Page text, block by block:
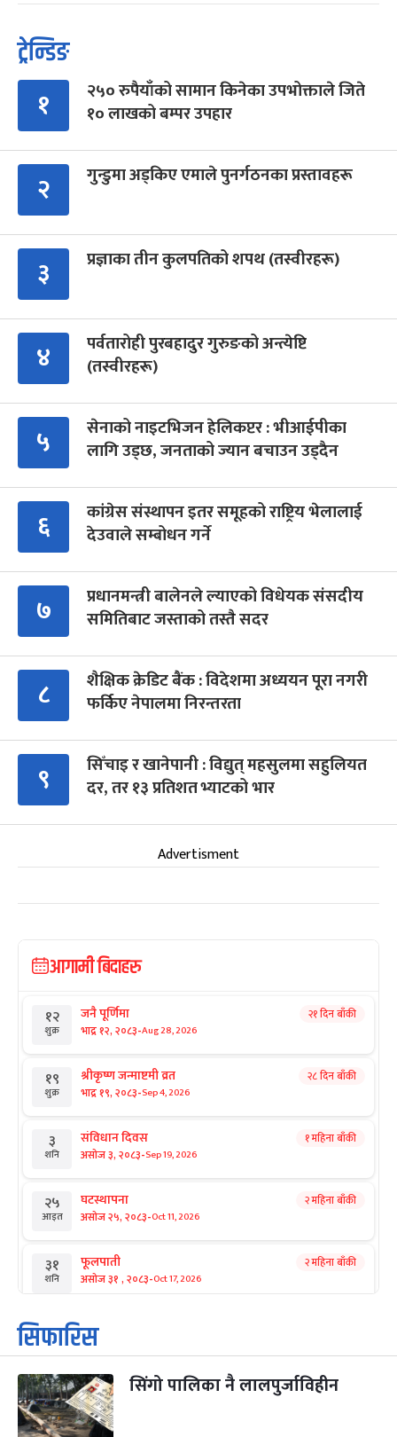
ट्रेन्डिङ
१
२५० रुपैयाँको सामान किनेका उपभोक्ताले जिते
१० लाखको बम्पर उपहार
२ गुन्डुमा अड्किए एमाले पुनर्गठनका प्रस्तावहरू
३ प्रज्ञाका तीन कुलपतिको शपथ (तस्वीरहरू)
४
पर्वतारोही पुरबहादुर गुरुङको अन्त्येष्टि
(तस्वीरहरू)
५
सेनाको नाइटभिजन हेलिकप्टर : भीआईपीका
लागि उड्छ, जनताको ज्यान बचाउन उड्दैन
६
कांग्रेस संस्थापन इतर समूहको राष्ट्रिय भेलालाई
देउवाले सम्बोधन गर्ने
७
प्रधानमन्त्री बालेनले ल्याएको विधेयक संसदीय
समितिबाट जस्ताको तस्तै सदर
८
शैक्षिक क्रेडिट बैंक : विदेशमा अध्ययन पूरा नगरी
फर्किए नेपालमा निरन्तरता
९
सिँचाइ र खानेपानी : विद्युत् महसुलमा सहुलियत
दर, तर १३ प्रतिशत भ्याटको भार
Advertisment
आगामी बिदाहरु
१२
शुक्र
जनै पूर्णिमा
भाद्र १२, २०८३-Aug 28, 2026
२१ दिन बाँकी
१९
शुक्र
श्रीकृष्ण जन्माष्टमी व्रत
भाद्र १९, २०८३-Sep 4, 2026
२८ दिन बाँकी
३
शनि
संविधान दिवस
असोज ३, २०८३-Sep 19, 2026
१ महिना बाँकी
२५
आइत
घटस्थापना
असोज २५, २०८३-Oct 11, 2026
२ महिना बाँकी
३१
शनि
फूलपाती
असोज ३१ , २०८३-Oct 17, 2026
२ महिना बाँकी
१
आइत
कार्तिक सङ्क्रान्ति
कार्तिक १, २०८३
३
मंगल
महानवमी
कार्तिक ३, २०८३
२ महिना बाँकी
सिफारिस
सिंगो पालिका नै लालपुर्जाविहीन